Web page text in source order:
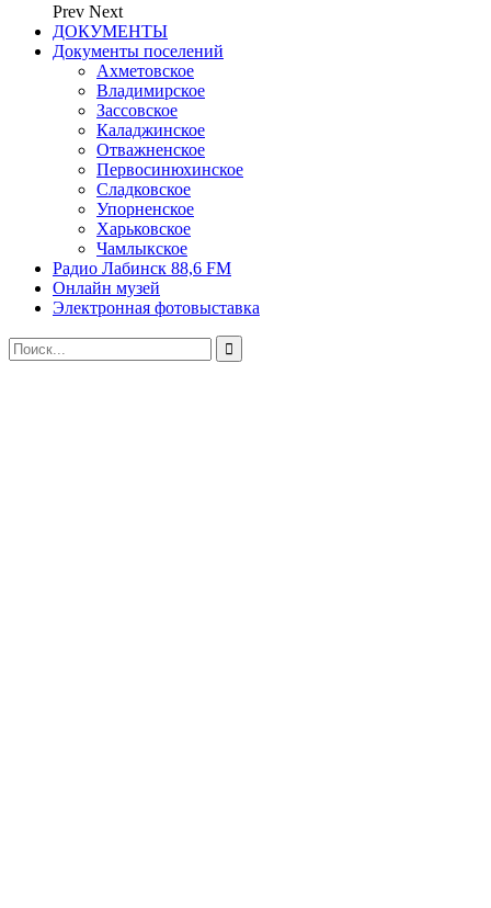
Prev Next
ДОКУМЕНТЫ
Документы поселений
Ахметовское
Владимирское
Зассовское
Каладжинское
Отважненское
Первосинюхинское
Сладковское
Упорненское
Харьковское
Чамлыкское
Радио Лабинск 88,6 FM
Онлайн музей
Электронная фотовыставка